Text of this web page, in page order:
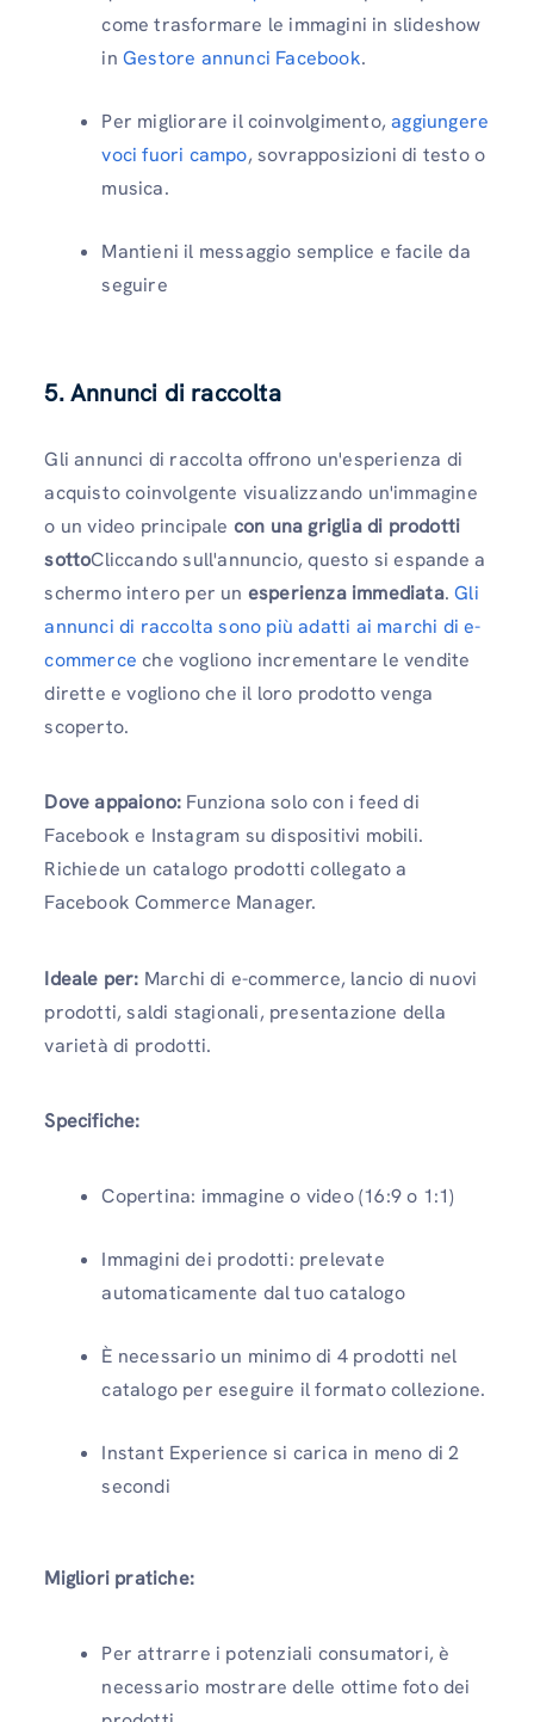
come trasformare le immagini in slideshow
in Gestore annunci Facebook.
Per migliorare il coinvolgimento,aggiungere
voci fuori campo, sovrapposizioni di testo o
musica.
Mantieni il messaggio semplice e facile da
seguire
5. Annunci di raccolta
Gli annunci di raccolta offrono un'esperienza di
acquisto coinvolgente visualizzando un'immagine
o un video principale con una griglia di prodotti
sottoCliccando sull'annuncio, questo si espande a
schermo intero per un esperienza immediata.Gli
annunci di raccolta sono più adatti ai marchi di e-
commerce che vogliono incrementare le vendite
dirette e vogliono che il loro prodotto venga
scoperto.
Dove appaiono: Funziona solo con i feed di
Facebook e Instagram su dispositivi mobili.
Richiede un catalogo prodotti collegato a
Facebook Commerce Manager.
Ideale per: Marchi di e-commerce, lancio di nuovi
prodotti, saldi stagionali, presentazione della
varietà di prodotti.
Specifiche:
Copertina: immagine o video (16:9 o 1:1)
Immagini dei prodotti: prelevate
automaticamente dal tuo catalogo
È necessario un minimo di 4 prodotti nel
catalogo per eseguire il formato collezione.
Instant Experience si carica in meno di 2
secondi
Migliori pratiche:
Per attrarre i potenziali consumatori, è
necessario mostrare delle ottime foto dei